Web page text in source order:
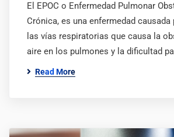
El EPOC o Enfermedad Pulmonar
Crónica, es una enfermedad
las vías respiratorias que causa la
aire en los pulmones y la dificultad
Read More